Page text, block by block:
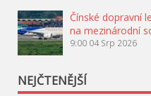
Čínské dopravní
na mezinárodní
9:00 04 Srp 2026
NEJČTENĚJŠÍ